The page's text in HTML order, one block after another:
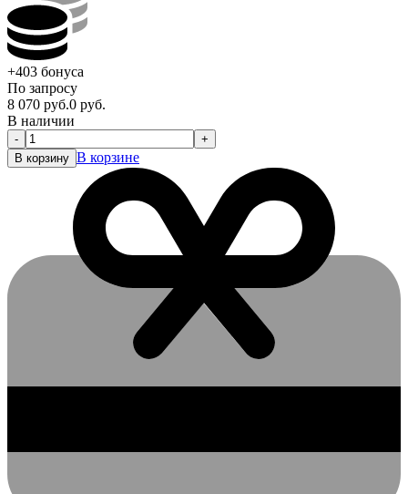
+403 бонуса
По запросу
8 070 руб.0 руб.
В наличии
-
+
В корзину В корзине